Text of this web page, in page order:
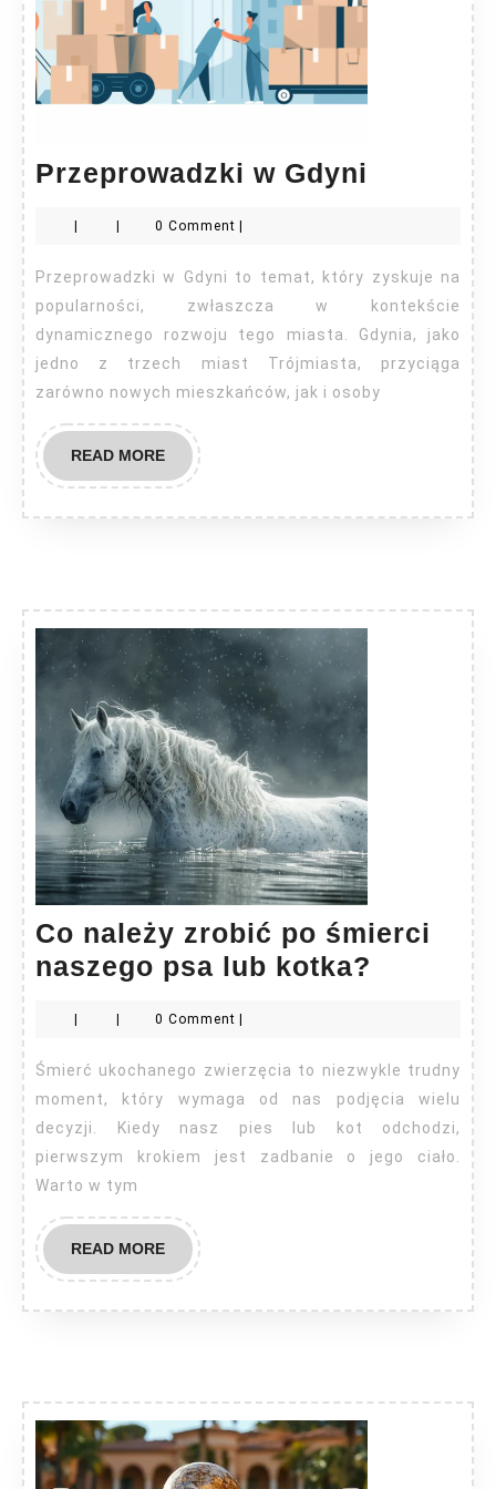
Przeprowadzki w Gdyni
0 Comment
Przeprowadzki w Gdyni to temat, który zyskuje na
popularności, zwłaszcza w kontekście
dynamicznego rozwoju tego miasta. Gdynia, jako
jedno z trzech miast Trójmiasta, przyciąga
zarówno nowych mieszkańców, jak i osoby
READ MOREREAD
MORE
Co należy zrobić po śmierci
naszego psa lub kotka?
po
śmierci
naszego
psa
| | 0 Comment |
Śmierć ukochanego zwierzęcia to niezwykle trudny
moment, który wymaga od nas podjęcia wielu
decyzji. Kiedy nasz pies lub kot odchodzi,
pierwszym krokiem jest zadbanie o jego ciało.
Warto w tym
READ MOREREAD
MORE